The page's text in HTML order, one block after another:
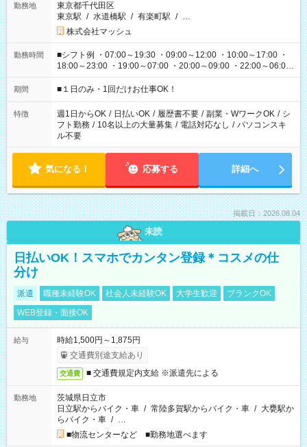
勤務地
東京都千代田区
東京駅 / 水道橋駅 / 有楽町駅 / …
株式会社マッシュ
勤務時間
■シフト例 ・07:00～19:30 ・09:00～12:00 ・10:00～17:00 ・
18:00～23:00 ・19:00～07:00 ・20:00～09:00 ・22:00～06:00
etc ★最短で3時間で5,120円のお仕事から 15時間で2万円近く稼
げるお仕事も！ ご希望のお時間に合わせてご紹介！ ※シフトは
ください！
期間 ■１日のみ・1回だけお仕事OK！
特徴 週1日からOK / 日払いOK / 履歴書不要 / 副業・WワークOK / シ
フト勤務 / 10名以上の大量募集 / 電話対応なし / パソコンスキ
ル不要
気になる！ 応募する 詳細へ
掲載日：2026.08.04
未読
日払いOK！スマホでカンタン登録＊コスメの仕
分け
派遣 職種未経験OK 社会人未経験OK 大学生歓迎
ブランクOK
WEB登録・面接OK
給与
時給1,500円～1,875円
交通費別途支給あり
交通費 ■ 交通費規定内支給 ※派遣先による
勤務地
茨城県日立市
日立駅からバイク・車 / 常陸多賀駅からバイク・車 / 大甕駅か
らバイク・車 / …
■物流センターなど ■勤務地選べます